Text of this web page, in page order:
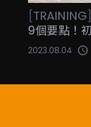
[TRAINING]
9個要點！
2023.08.04